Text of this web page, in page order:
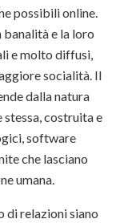
possibili online.
e la loro
e molto diffusi,
socialità. Il
dalla natura
costruita e
software
che lasciano
umana.
di relazioni siano